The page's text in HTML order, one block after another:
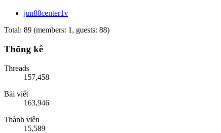
jun88center1v
Total: 89 (members: 1, guests: 88)
Thống kê
Threads
157,458
Bài viết
163,946
Thành viên
15,589